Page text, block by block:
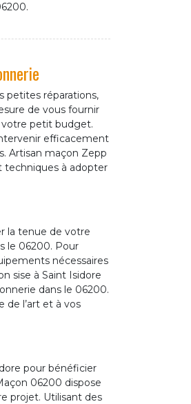
petites réparations,
de vous fournir
votre petit budget.
efficacement
Artisan maçon Zepp
à adopter
la tenue de votre
le 06200. Pour
nécessaires
sise à Saint Isidore
dans le 06200.
de l’art et à vos
pour bénéficier
06200 dispose
projet. Utilisant des